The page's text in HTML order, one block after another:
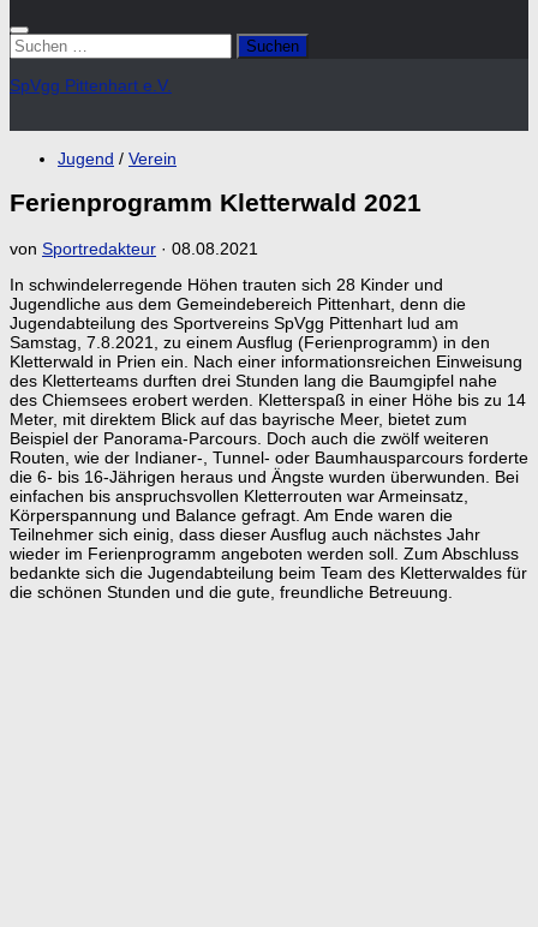
Suchen
nach:
SpVgg Pittenhart e.V.
Jugend / Verein
Ferienprogramm Kletterwald 2021
von Sportredakteur · 08.08.2021
In schwindelerregende Höhen trauten sich 28 Kinder und
Jugendliche aus dem Gemeindebereich Pittenhart, denn die
Jugendabteilung des Sportvereins SpVgg Pittenhart lud am
Samstag, 7.8.2021, zu einem Ausflug (Ferienprogramm) in den
Kletterwald in Prien ein. Nach einer informationsreichen Einweisung
des Kletterteams durften drei Stunden lang die Baumgipfel nahe
des Chiemsees erobert werden. Kletterspaß in einer Höhe bis zu 14
Meter, mit direktem Blick auf das bayrische Meer, bietet zum
Beispiel der Panorama-Parcours. Doch auch die zwölf weiteren
Routen, wie der Indianer-, Tunnel- oder Baumhausparcours forderte
die 6- bis 16-Jährigen heraus und Ängste wurden überwunden. Bei
einfachen bis anspruchsvollen Kletterrouten war Armeinsatz,
Körperspannung und Balance gefragt. Am Ende waren die
Teilnehmer sich einig, dass dieser Ausflug auch nächstes Jahr
wieder im Ferienprogramm angeboten werden soll. Zum Abschluss
bedankte sich die Jugendabteilung beim Team des Kletterwaldes für
die schönen Stunden und die gute, freundliche Betreuung.